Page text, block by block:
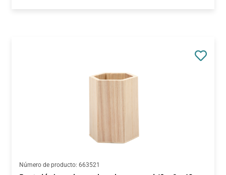
Número de producto: 663521